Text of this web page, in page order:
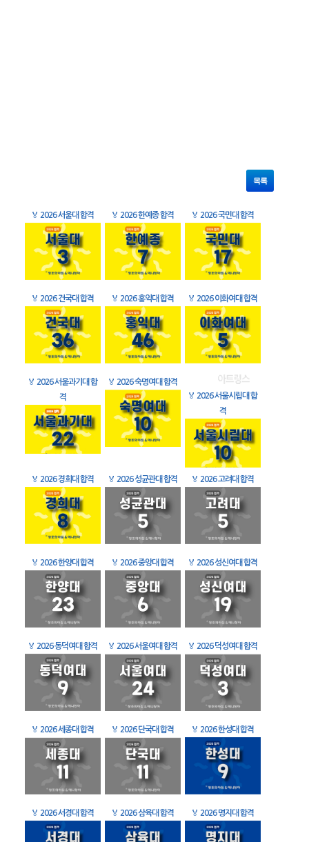
목록
🏅 2026 서울대 합격 🏅 2026 한예종 합격 🏅 2026 국민대 합격
🏅 2026 건국대 합격 🏅 2026 홍익대 합격 🏅 2026 이화여대 합격
🏅 2026 서울과기대 합
격
🏅 2026 숙명여대 합격
🏅 2026 서울시립대 합
격
🏅 2026 경희대 합격 🏅 2026 성균관대 합격 🏅 2026 고려대 합격
🏅 2026 한양대 합격 🏅 2026 중앙대 합격 🏅 2026 성신여대 합격
🏅 2026 동덕여대 합격 🏅 2026 서울여대 합격 🏅 2026 덕성여대 합격
🏅 2026 세종대 합격 🏅 2026 단국대 합격 🏅 2026 한성대 합격
🏅 2026 서경대 합격 🏅 2026 삼육대 합격 🏅 2026 명지대 합격